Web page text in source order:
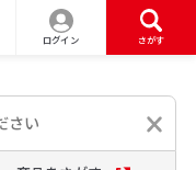
ログイン さがす